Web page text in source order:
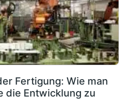
Fertigung: Wie man
die Entwicklung zu